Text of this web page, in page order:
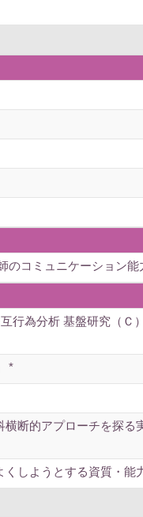
のコミュニケーション能
為分析 基盤研究（Ｃ
*
断的アプローチを探る
しようとする資質・能